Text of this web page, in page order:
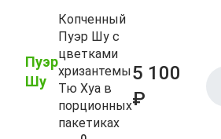
Пуэр
Шу
Копченный
Пуэр Шу с
цветками
хризантемы
Тю Хуа в
порционных
пакетиках
5 100
₽